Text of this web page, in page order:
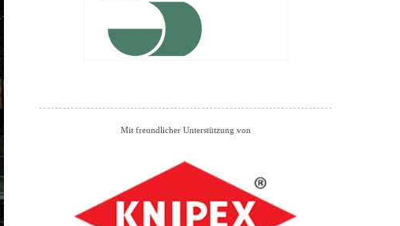
Mit freundlicher Unterstützung von